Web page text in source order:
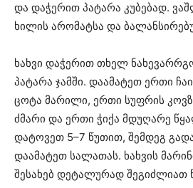
და დაჭერით პატარა კუბებად.
ხილის არომატსა და
ხახვი დაჭერით თხელ
პატარა ჯამში. დაამატეთ ერთი
ცოტა მარილი, ერთი სუფრის
ძმარი და ერთი ჭიქა მდუღარე
დატოვეთ 5–7 წუთით, შემდეგ
დაამატეთ სალათას. ხახვის
შესახებ დეტალურად შეგიძლიათ